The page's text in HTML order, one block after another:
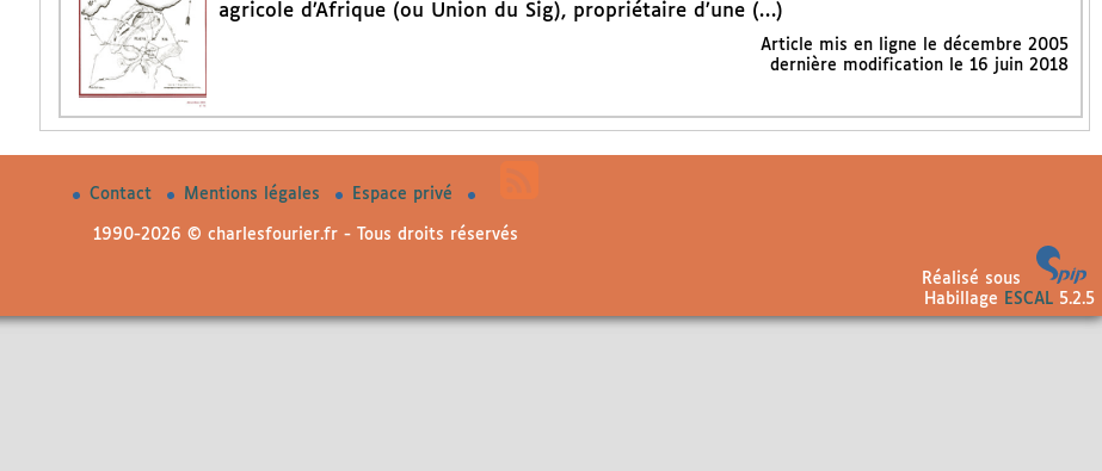
agricole d’Afrique (ou Union du Sig), propriétaire d’une (…)
Article mis en ligne le décembre 2005
dernière modification le 16 juin 2018
Contact Mentions légales Espace privé
1990-2026 © charlesfourier.fr - Tous droits réservés
Réalisé sous
Habillage
ESCAL5.2.5